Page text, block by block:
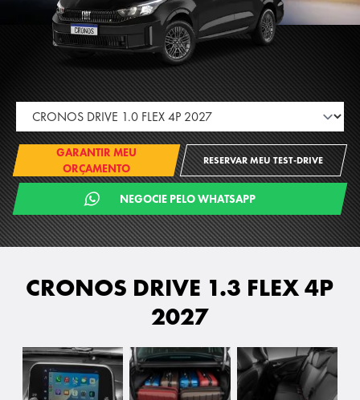
GARANTIR MEU
ORÇAMENTO
RESERVAR MEU TEST-DRIVE
NEGOCIE PELO WHATSAPP
CRONOS DRIVE 1.3 FLEX 4P
2027